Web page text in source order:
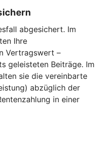
abgesichert. Im
Ihre
Vertragswert –
geleisteten Beiträge. Im
sie die vereinbarte
abzüglich der
in einer